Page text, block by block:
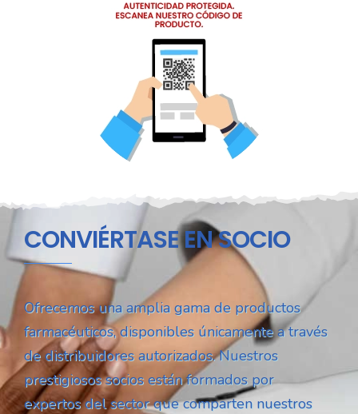
CONVIÉRTASE EN SOCIO
Ofrecemos una amplia gama de productos
farmacéuticos, disponibles únicamente a través
de distribuidores autorizados. Nuestros
prestigiosos socios están formados por
expertos del sector que comparten nuestros